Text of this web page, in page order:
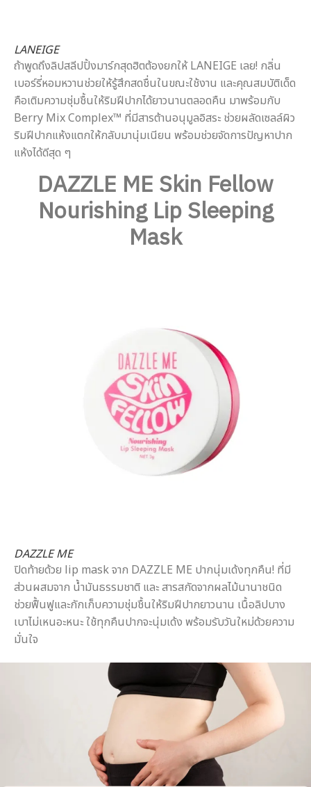
LANEIGE
ถ้าพูดถึงลิปสลีปปิ้งมาร์กสุดฮิตต้องยกให้ LANEIGE เลย! กลิ่น
เบอร์รี่หอมหวานช่วยให้รู้สึกสดชื่นในขณะใช้งาน และคุณสมบัติเด็ด
คือเติมความชุ่มชื้นให้ริมฝีปากได้ยาวนานตลอดคืน มาพร้อมกับ
Berry Mix Complex™ ที่มีสารต้านอนุมูลอิสระ ช่วยผลัดเซลล์ผิว
ริมฝีปากแห้งแตกให้กลับมานุ่มเนียน พร้อมช่วยจัดการปัญหาปาก
แห้งได้ดีสุด ๆ
DAZZLE ME Skin Fellow
Nourishing Lip Sleeping
Mask
DAZZLE ME
ปิดท้ายด้วย lip mask จาก DAZZLE ME ปากนุ่มเด้งทุกคืน! ที่มี
ส่วนผสมจาก น้ำมันธรรมชาติ และ สารสกัดจากผลไม้นานาชนิด
ช่วยฟื้นฟูและกักเก็บความชุ่มชื้นให้ริมฝีปากยาวนาน เนื้อลิปบาง
เบาไม่เหนอะหนะ ใช้ทุกคืนปากจะนุ่มเด้ง พร้อมรับวันใหม่ด้วยความ
มั่นใจ